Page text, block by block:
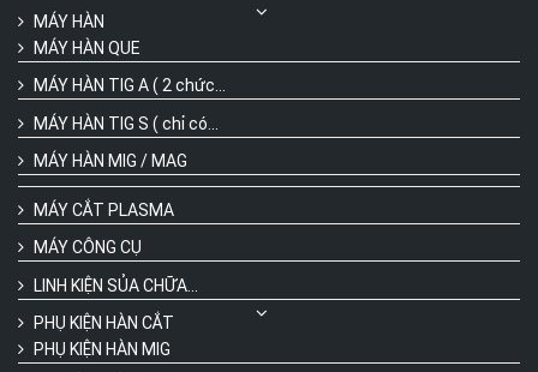
MÁY HÀN
MÁY HÀN QUE
MÁY HÀN TIG A ( 2 chức...
MÁY HÀN TIG S ( chỉ có...
MÁY HÀN MIG / MAG
MÁY CẮT PLASMA
MÁY CÔNG CỤ
LINH KIỆN SỦA CHỮA...
PHỤ KIỆN HÀN CẮT
PHỤ KIỆN HÀN MIG